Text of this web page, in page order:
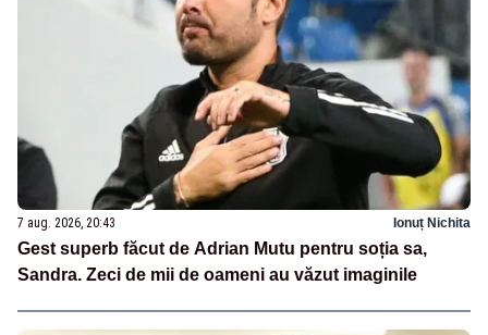
7 aug. 2026, 20:43 Ionuț Nichita
Gest superb făcut de Adrian Mutu pentru soția sa,
Sandra. Zeci de mii de oameni au văzut imaginile